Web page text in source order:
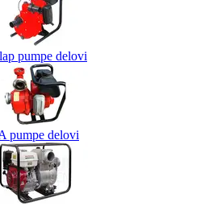
pumpe delovi
pumpe delovi